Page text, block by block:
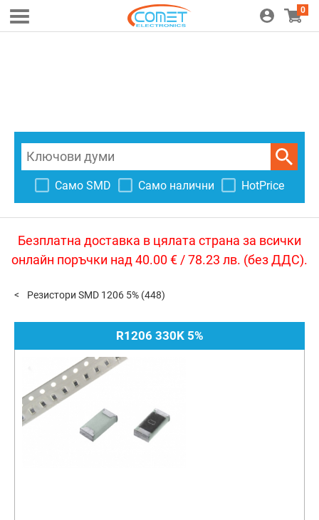
0
Само SMD Само налични HotPrice
Безплатна доставка в цялата страна за всички
онлайн поръчки над 40.00 € / 78.23 лв. (без ДДС).
Резистори SMD 1206 5% (448)
R1206 330K 5%